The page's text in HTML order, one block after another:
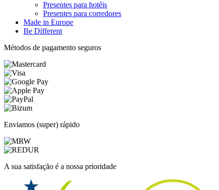
Presentes para hotéis
Presentes para corredores
Made in Europe
Be Different
Métodos de pagamento seguros
Enviamos (super) rápido
A sua satisfação é a nossa prioridade